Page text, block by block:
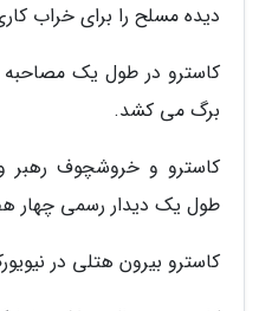
دیده مسلح را برای خراب
کاسترو در طول یک
برگ می کشد.
کاسترو و خروشچوف رهبر
طول یک دیدار رسمی چهار
کاسترو بیرون هتلی در